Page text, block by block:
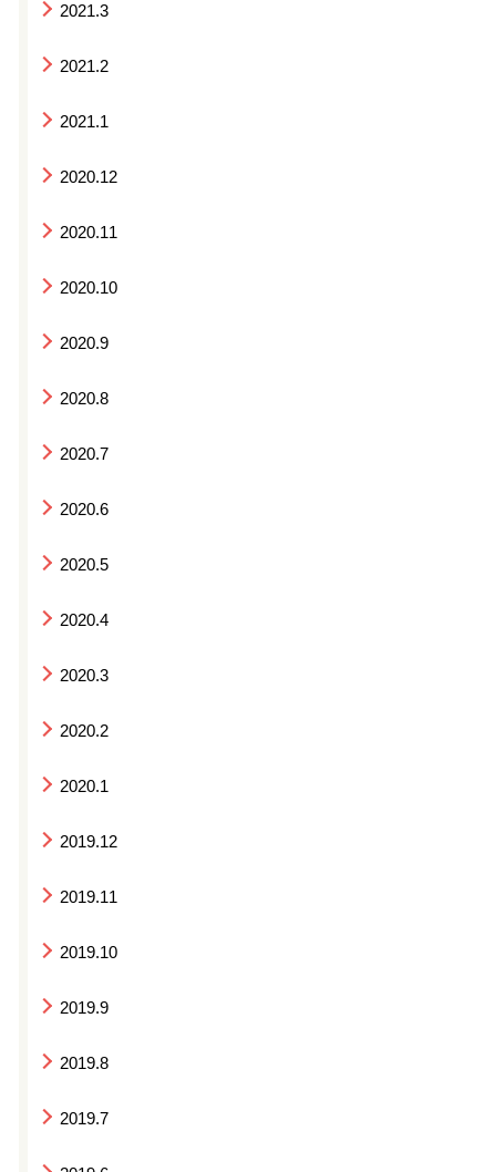
2021.3
2021.2
2021.1
2020.12
2020.11
2020.10
2020.9
2020.8
2020.7
2020.6
2020.5
2020.4
2020.3
2020.2
2020.1
2019.12
2019.11
2019.10
2019.9
2019.8
2019.7